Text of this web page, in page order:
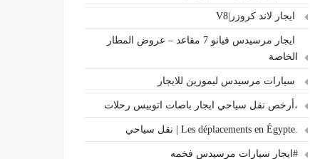
ايجار لاند كروزر|V8
ايجار مرسيدس فيانو 7 مقاعد – عروض المطار
الخاصة
سيارات مرسيدس ليموزين للايجار
،أرخص نقل سياحي ايجار باصات اتوبيس رحلات
.Les déplacements en Égypte | نقل سياحي
#ايجار سيارات مرسيدس فخمه